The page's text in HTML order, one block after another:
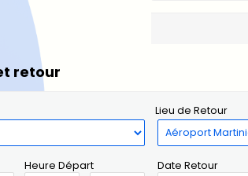
retour
Lieu de Retour
Heure Départ Date Retour